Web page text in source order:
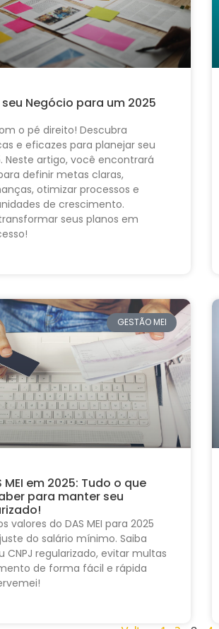
Negócio para um 2025
o pé direito! Descubra
e eficazes para planejar seu
Neste artigo, você encontrará
definir metas claras,
otimizar processos e
de crescimento.
seus planos em
GESTÃO MEI
MEI em 2025: Tudo o que
para manter seu
valores do DAS MEI para 2025
do salário mínimo. Saiba
regularizado, evitar multas
de forma fácil e rápida